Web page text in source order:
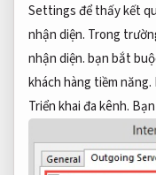
Settings để thấy kết
nhận diện. Trong
nhận diện.bạn bắt
khách hàng tiềm năng.
Triển khai đa kênh.